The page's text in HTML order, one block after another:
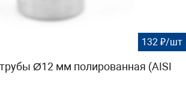
132 ₽/шт
Ø12 мм полированная (AISI